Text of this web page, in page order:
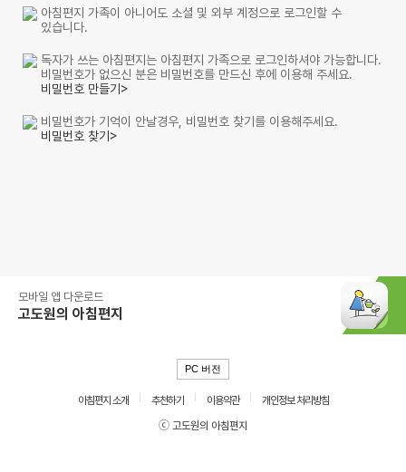
아침편지 가족이 아니어도 소셜 및 외부 계정으로 로그인할 수
있습니다.
독자가 쓰는 아침편지는 아침편지 가족으로 로그인하셔야 가능합니다.
비밀번호가 없으신 분은 비밀번호를 만드신 후에 이용해 주세요.
비밀번호 만들기>
비밀번호가 기억이 안날경우, 비밀번호 찾기를 이용해주세요.
비밀번호 찾기>
모바일 앱 다운로드
고도원의 아침편지
PC 버전
아침편지 소개 추천하기 이용약관
개인정보 처리방침
ⓒ 고도원의 아침편지